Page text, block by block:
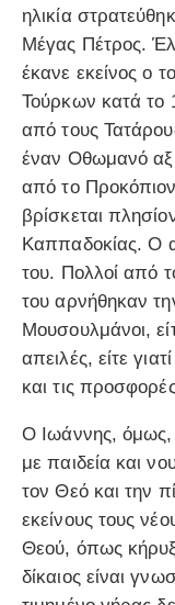
ηλικία
Μέγας Πέτρος.
έκανε εκείνος ο
Τούρκων κατά το
από τους
έναν Οθωμανό
από το
βρίσκεται
Καππαδοκίας. Ο
του. Πολλοί από
του αρνήθηκαν
Μουσουλμάνοι,
απειλές, είτε
και τις
Ο Ιωάννης, όμως,
με παιδεία και
τον Θεό και την
εκείνους τους
Θεού, όπως
δίκαιος είναι